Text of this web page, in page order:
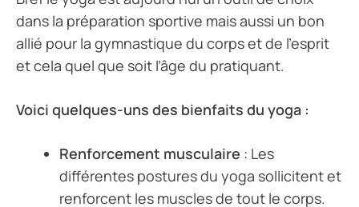
dans la préparation sportive mais aussi un bon
allié pour la gymnastique du corps et de l’esprit
et cela quel que soit l’âge du pratiquant.
Voici quelques-uns des bienfaits du yoga :
Renforcement musculaire : Les
différentes postures du yoga sollicitent et
renforcent les muscles de tout le corps.